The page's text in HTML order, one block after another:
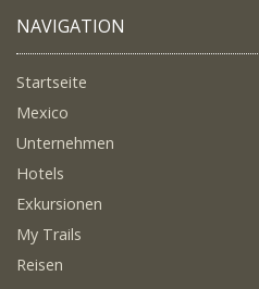
NAVIGATION
Startseite
Mexico
Unternehmen
Hotels
Exkursionen
My Trails
Reisen